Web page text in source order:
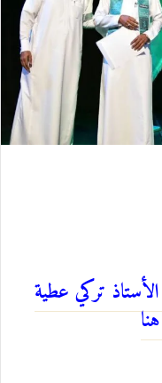
الأستاذ تركي عطية